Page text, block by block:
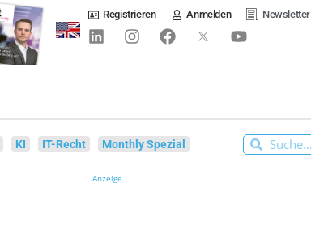
Registrieren Anmelden Newsletter
KI IT-Recht Monthly Spezial
Anzeige